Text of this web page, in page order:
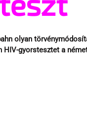
olyan
HIV-gyorstesztet a